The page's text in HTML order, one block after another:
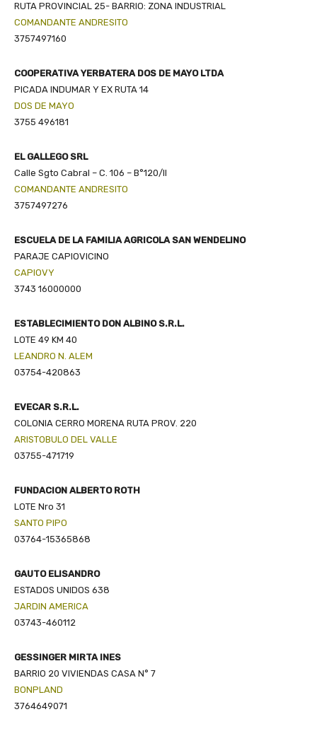
RUTA PROVINCIAL 25- BARRIO: ZONA INDUSTRIAL
COMANDANTE ANDRESITO
3757497160
COOPERATIVA YERBATERA DOS DE MAYO LTDA
PICADA INDUMAR Y EX RUTA 14
DOS DE MAYO
3755 496181
EL GALLEGO SRL
Calle Sgto Cabral – C. 106 – B°120/II
COMANDANTE ANDRESITO
3757497276
ESCUELA DE LA FAMILIA AGRICOLA SAN WENDELINO
PARAJE CAPIOVICINO
CAPIOVY
3743 16000000
ESTABLECIMIENTO DON ALBINO S.R.L.
LOTE 49 KM 40
LEANDRO N. ALEM
03754-420863
EVECAR S.R.L.
COLONIA CERRO MORENA RUTA PROV. 220
ARISTOBULO DEL VALLE
03755-471719
FUNDACION ALBERTO ROTH
LOTE Nro 31
SANTO PIPO
03764-15365868
GAUTO ELISANDRO
ESTADOS UNIDOS 638
JARDIN AMERICA
03743-460112
GESSINGER MIRTA INES
BARRIO 20 VIVIENDAS CASA N° 7
BONPLAND
3764649071